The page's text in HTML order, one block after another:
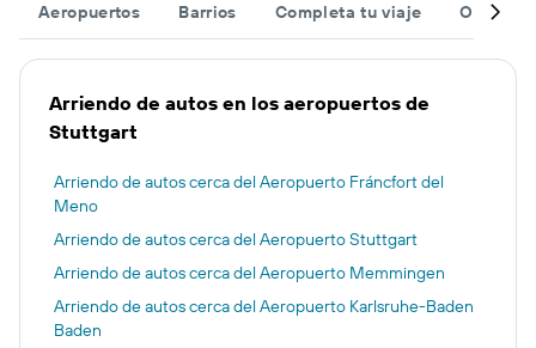
Aeropuertos Barrios Completa tu viaje Otros
Arriendo de autos en los aeropuertos de
Stuttgart
Arriendo de autos cerca del Aeropuerto Fráncfort del
Meno
Arriendo de autos cerca del Aeropuerto Stuttgart
Arriendo de autos cerca del Aeropuerto Memmingen
Arriendo de autos cerca del Aeropuerto Karlsruhe-Baden
Baden